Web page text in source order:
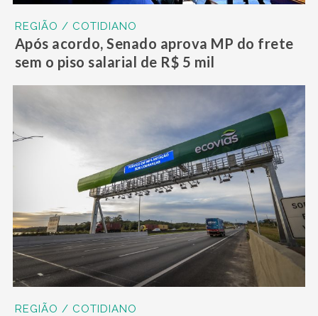
REGIÃO / COTIDIANO
Após acordo, Senado aprova MP do frete
sem o piso salarial de R$ 5 mil
REGIÃO / COTIDIANO